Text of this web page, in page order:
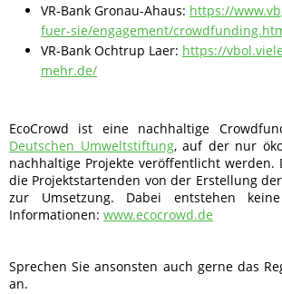
VR-Bank Gronau-Ahaus: https://
fuer-sie/engagement/
VR-Bank Ochtrup Laer: https://
mehr.de/
EcoCrowd ist eine nachhaltige
Deutschen Umweltstiftung, auf der nur
nachhaltige Projekte veröffentlicht werden.
die Projektstartenden von der Erstellung
zur Umsetzung. Dabei entstehen
Informationen: www.ecocrowd.de
Sprechen Sie ansonsten auch gerne das
an.